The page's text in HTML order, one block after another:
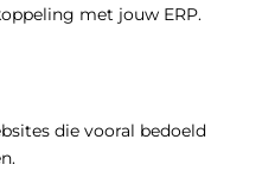
met jouw ERP.
die vooral bedoeld